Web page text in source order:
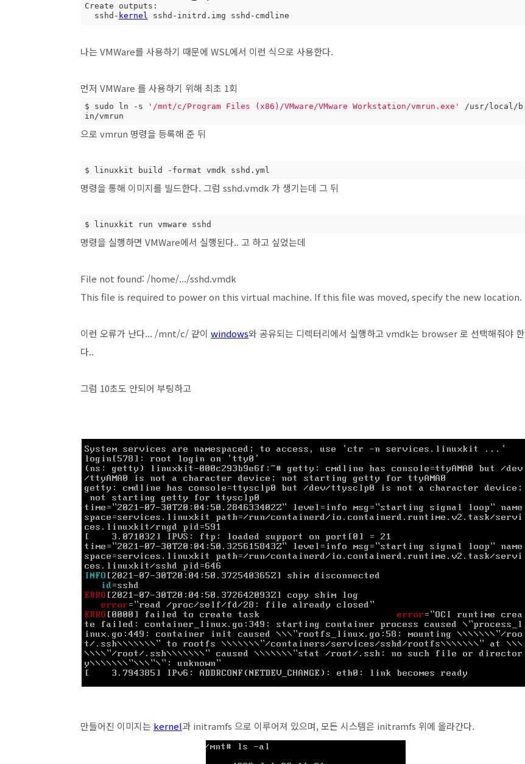
Create outputs:
  sshd-
kernel sshd-initrd.img sshd-cmdline
나는 VMWare를 사용하기 때문에 WSL에서 이런 식으로 사용한다.
먼저 VMWare 를 사용하기 위해 최초 1회
$ sudo ln -s '/mnt/c/Program Files (x86)/VMware/VMware Workstation/vmrun.exe'
/usr/local/b
in/vmrun
으로 vmrun 명령을 등록해 준 뒤
$ linuxkit build -format vmdk sshd.yml
명령을 통해 이미지를 빌드한다. 그럼 sshd.vmdk 가 생기는데 그 뒤
$ linuxkit run vmware sshd
명령을 실행하면 VMWare에서 실행된다.. 고 하고 싶었는데
File not found: /home/.../sshd.vmdk
This file is required to power on this virtual machine. If this file was moved, specify the new location.
이런 오류가 난다... /mnt/c/ 같이 windows와 공유되는 디렉터리에서 실행하고 vmdk는 browser 로 선택해줘야 한
다..
그럼 10초도 안되어 부팅하고
만들어진 이미지는 kernel과 initramfs 으로 이루어져 있으며, 모든 시스템은 initramfs 위에 올라간다.